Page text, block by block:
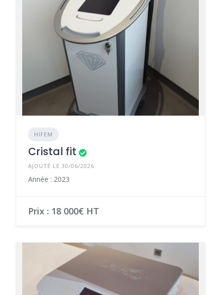
HIFEM
Cristal fit
AJOUTÉ LE 30/06/2026
Année : 2023
Prix : 18 000€ HT